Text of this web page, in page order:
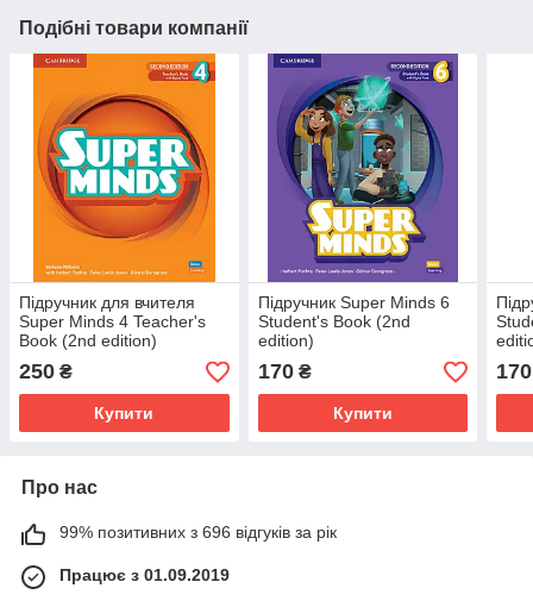
Подібні товари компанії
Підручник для вчителя
Super Minds 4 Teacher's
Book (2nd edition)
250 ₴
Купити
Підручник Super Minds 6
Student's Book (2nd
edition)
170₴
Купити
170
Про нас
99% позитивних з 696 відгуків за рік
Працює з 01.09.2019